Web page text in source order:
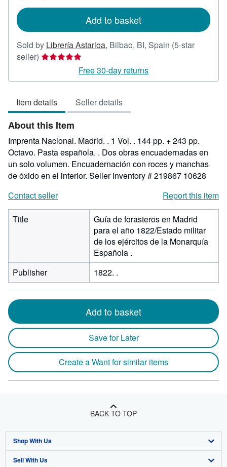
Add to basket
Sold by Librería Astarloa, Bilbao, BI, Spain (5-star
seller) Seller
5
of
5
stars
Free 30-day returns
Item details Seller details
About this Item
Imprenta Nacional. Madrid. . 1 Vol. . 144 pp. + 243 pp.
Octavo. Pasta española. . Dos obras encuadernadas en
un solo volumen. Encuadernación con roces y manchas
de óxido en el interior. Seller Inventory # 219867 10628
Contact seller
Report this item
Title
Guía de forasteros en Madrid
para el año 1822/Estado militar
de los ejércitos de la Monarquía
Española .
Publisher
1822. .
Add to basket
Save for Later
Create a Want for similar items
BACK TO TOP
Shop With Us
Advanced Search
Sell With Us